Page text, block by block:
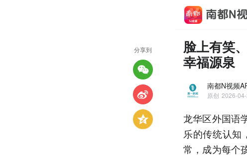
脸上有笑
幸福源泉
南都N视频
原创 2026-
龙华区外国语
乐的传统认知
常，成为每个
分享到